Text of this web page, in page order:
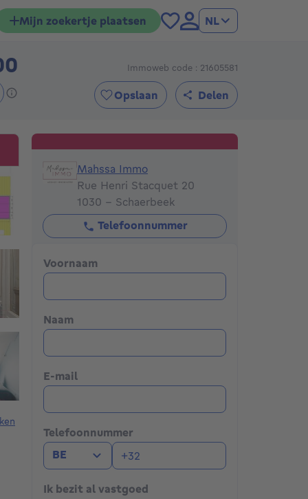
Mijn zoekertje plaatsen NL
125000€ Immoweb code : 21605581
Opslaan Delen
Mahssa Immo
Mahssa Immo
Rue Henri Stacquet 20
1030 - Schaerbeek
Telefoonnummer
Voornaam
Naam
E-mail
Telefoonnummer
BE
Ik bezit al vastgoed